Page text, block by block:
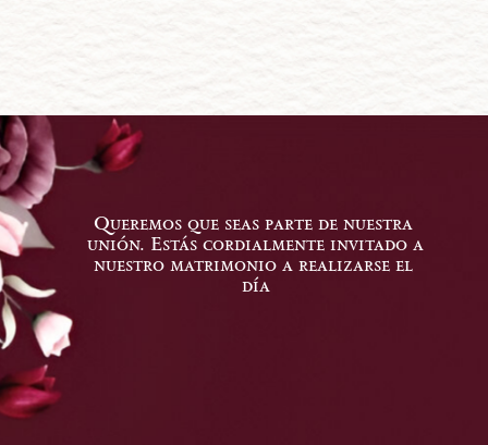
Queremos que seas parte de nuestra
unión. Estás cordialmente invitado a
nuestro matrimonio a realizarse el
día